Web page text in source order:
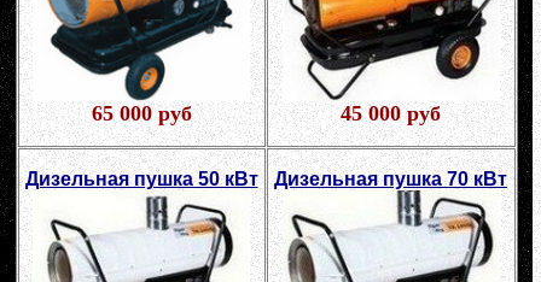
65 000 руб 45 000 руб
Дизельная пушка 50 кВт Дизельная пушка 70 кВт